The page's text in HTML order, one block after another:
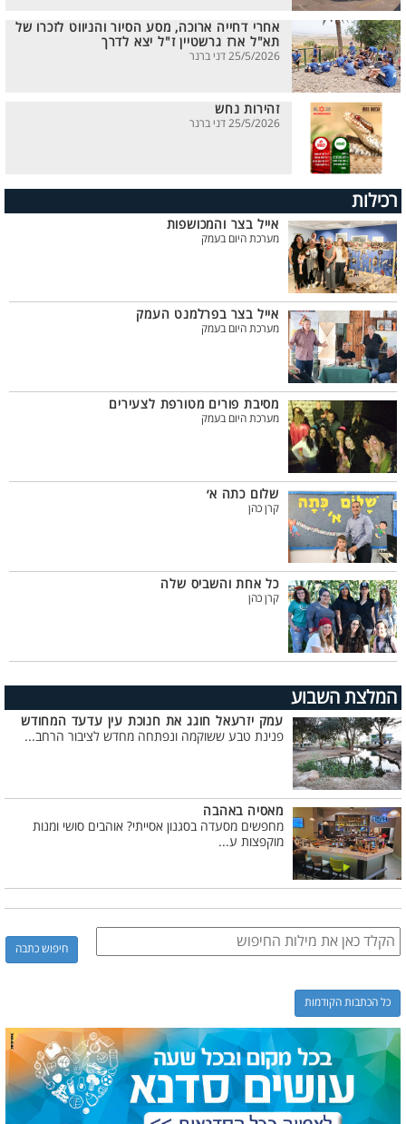
אחרי דחייה ארוכה, מסע הסיור והניווט לזכרו של
תא"ל ארז גרשטיין ז"ל יצא לדרך
25/5/2026 דני ברנר
זהירות נחש
25/5/2026 דני ברנר
רכילות
אייל בצר והמכושפות
מערכת היום בעמק
אייל בצר בפרלמנט העמק
מערכת היום בעמק
מסיבת פורים מטורפת לצעירים
מערכת היום בעמק
שלום כתה א׳
קרן כהן
כל אחת והשביס שלה
קרן כהן
המלצת השבוע
עמק יזרעאל חוגג את חנוכת עין עדעד המחודש
פנינת טבע ששוקמה ונפתחה מחדש לציבור הרחב...
מאסיה באהבה
מחפשים מסעדה בסגנון אסייתי? אוהבים סושי ומנות
מוקפצות ע...
כל הכתבות הקודמות